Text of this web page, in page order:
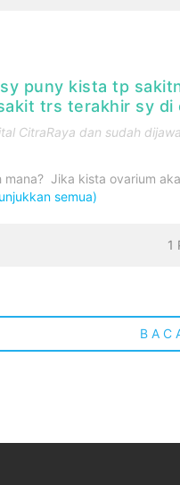
puny kista tp
trs terakhir sy di
CitraRaya dan sudah
Jika kista ovarium
semua)
1